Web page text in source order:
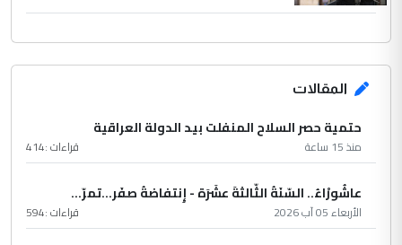
المقالات
حتمية حصر السلاح المنفلت بيد الدولة العراقية
منذ 15 ساعة قراءات :414
عاشُورْاءُ.. السّنَةُ الثّالثةَ عشَرَة - إِنتفاضةُ صفَر…تمرّ...
الأربعاء 05 آب 2026 قراءات :594